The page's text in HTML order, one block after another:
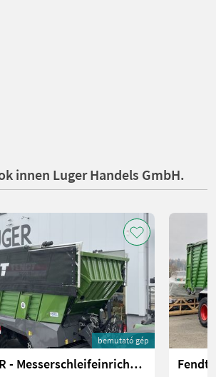
innen Luger Handels GmbH.
bemutató gép
Fendt Tigo 75 XR - Messerschleifeinrichtung
Fendt